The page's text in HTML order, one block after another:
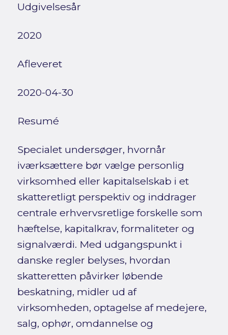
Udgivelsesår
2020
Afleveret
2020-04-30
Resumé
Specialet undersøger, hvornår
iværksættere bør vælge personlig
virksomhed eller kapitalselskab i et
skatteretligt perspektiv og inddrager
centrale erhvervsretlige forskelle som
hæftelse, kapitalkrav, formaliteter og
signalværdi. Med udgangspunkt i
danske regler belyses, hvordan
skatteretten påvirker løbende
beskatning, midler ud af
virksomheden, optagelse af medejere,
salg, ophør, omdannelse og